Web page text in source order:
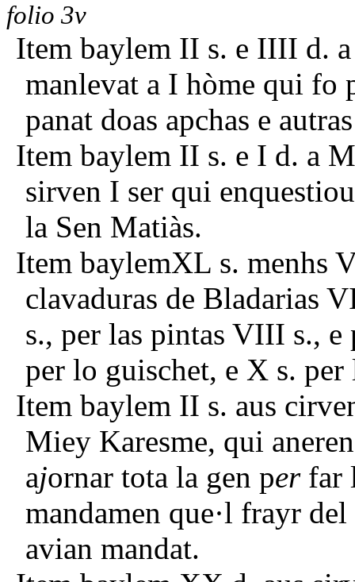
folio 3v
Item baylem II s. e IIII d.
manlevat a I hòme qui fo
panat doas apchas e
Item baylem II s. e I d. a
sirven I ser qui
la Sen Matiàs.
Item baylemXL s. menhs
clavaduras de Bladarias
s., per las pintas VIII s., e
per lo guischet, e X s. per
Item baylem II s. aus
Miey Karesme, qui
ajornar tota la gen perfar
mandamen que·l frayr del
avian mandat.